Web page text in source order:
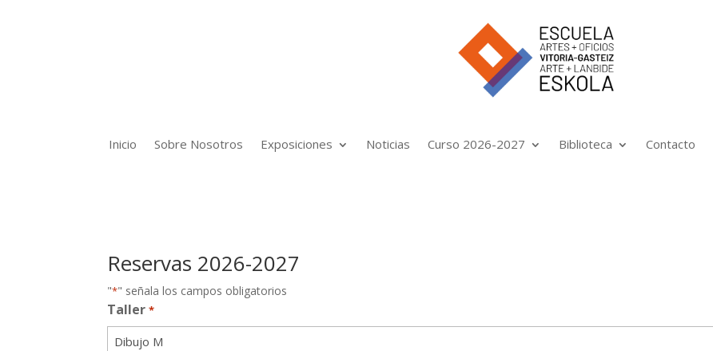
Inicio Sobre Nosotros Exposiciones Noticias Curso 2026-2027 Biblioteca Contacto
Reservas 2026-2027
"*" señala los campos obligatorios
Taller *